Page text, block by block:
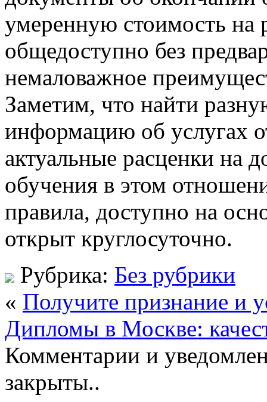
умеренную стоимость на
общедоступно без
немаловажное
Заметим, что найти
информацию об услугах
актуальные расценки на
обучения в этом
правила, доступно на
открыт круглосуточно.
Рубрика: Без рубрики
« Получите признание и
Дипломы в Москве:
Комментарии и
закрыты..